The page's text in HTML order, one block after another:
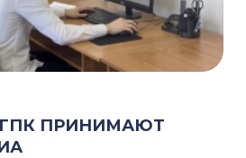
ПРИНИМАЮТ